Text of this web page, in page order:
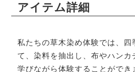
アイテム詳細
私たちの草木染め体験では、四
て、染料を抽出し、布やハンカ
学びながら体験することができ